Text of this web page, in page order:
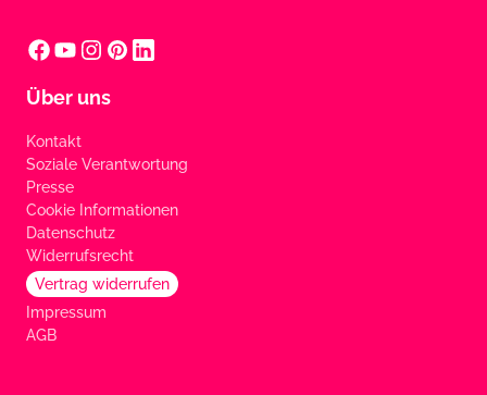
Über uns
Kontakt
Soziale Verantwortung
Presse
Cookie Informationen
Datenschutz
Widerrufsrecht
Vertrag widerrufen
Impressum
AGB